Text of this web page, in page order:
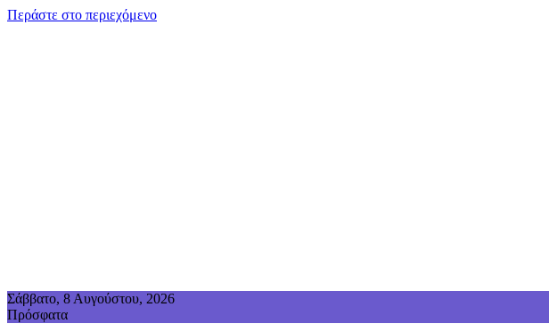
Περάστε στο περιεχόμενο
Σάββατο, 8 Αυγούστου, 2026
Πρόσφατα